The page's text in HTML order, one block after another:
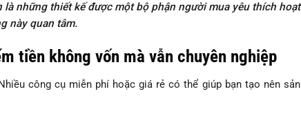
là những thiết kế được một bộ phận người mua yêu thích hoạt
này quan tâm.
tiền không vốn mà vẫn chuyên nghiệp
công cụ miễn phí hoặc giá rẻ có thể giúp bạn tạo nên sản